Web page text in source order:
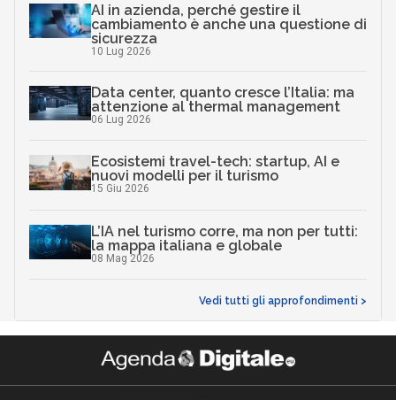
AI in azienda, perché gestire il
cambiamento è anche una questione di
sicurezza
10 Lug 2026
Data center, quanto cresce l’Italia: ma
attenzione al thermal management
06 Lug 2026
Ecosistemi travel-tech: startup, AI e
nuovi modelli per il turismo
15 Giu 2026
L’IA nel turismo corre, ma non per tutti:
la mappa italiana e globale
08 Mag 2026
Vedi tutti gli approfondimenti >